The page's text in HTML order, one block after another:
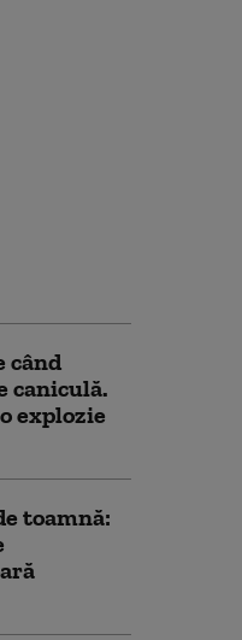
când
caniculă.
explozie
toamnă: